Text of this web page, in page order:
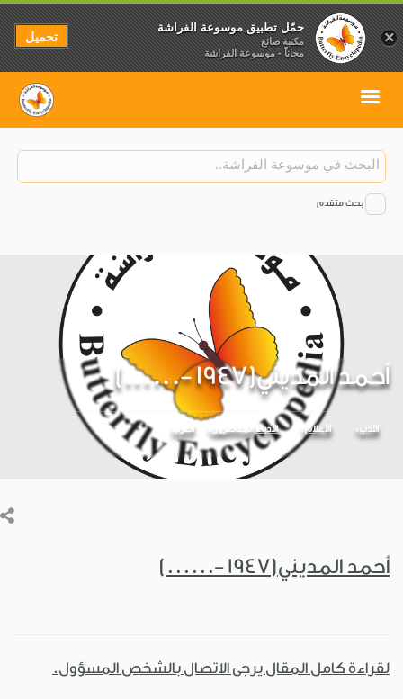
بحث متقدم
أحمد المديني(1947 -......)
الأدب الأعلام الأدباء المعاصرون العرب
أحمد المديني(1947 -......)
لقراءة كامل المقال يرجى الاتصال بالشخص المسؤول.
×
حمّل تطبيق موسوعة الفراشة
مكتبة صائغ
مجاناً - موسوعة الفراشة
تحميل